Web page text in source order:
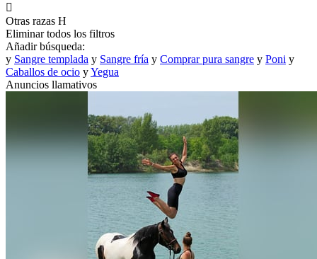

Otras razas H
Eliminar todos los filtros
Añadir búsqueda:
y Sangre templada y Sangre fría y Comprar pura sangre y Poni y
Caballos de ocio yYegua
Anuncios llamativos